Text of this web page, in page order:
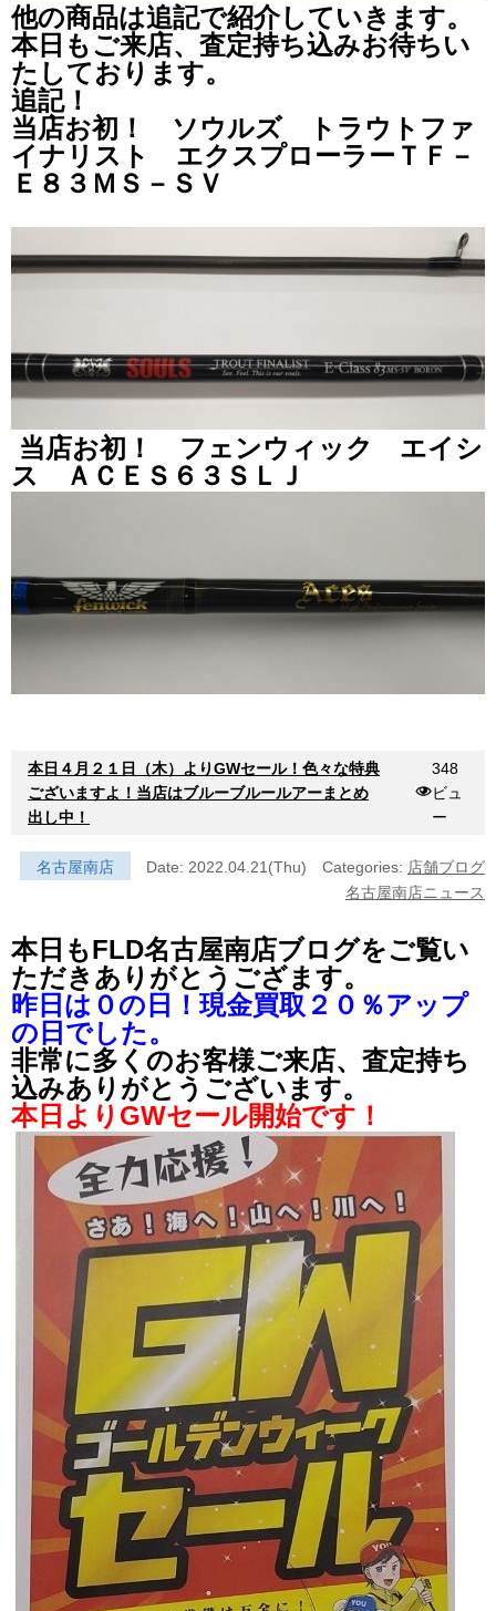
他の商品は追記で紹介していきます。
本日もご来店、査定持ち込みお待ちい
たしております。
追記！
当店お初！ ソウルズ トラウトファ
イナリスト エクスプローラーＴＦ－
Ｅ８３ＭＳ－ＳＶ
当店お初！ フェンウィック エイシ
ス ＡＣＥＳ６３ＳＬＪ
本日４月２１日（木）よりGWセール！色々な特典
ございますよ！当店はブルーブルールアーまとめ
出し中！
348
ビュ
ー
名古屋南店 Date: 2022.04.21(Thu) Categories: 店舗ブログ
名古屋南店ニュース
本日もFLD名古屋南店ブログをご覧い
ただきありがとうござます。
昨日は０の日！現金買取２０％アップ
の日でした。
非常に多くのお客様ご来店、査定持ち
込みありがとうございます。
本日よりGWセール開始です！